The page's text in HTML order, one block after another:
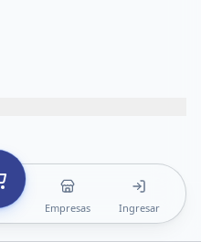
Empresas Ingresar